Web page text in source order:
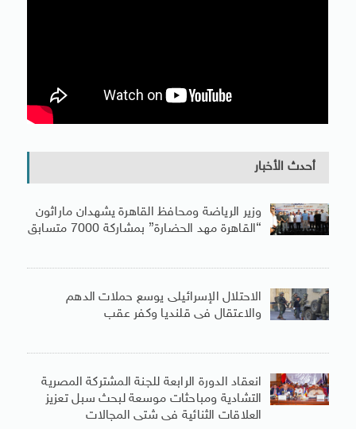
أحدث الأخبار
وزير الرياضة ومحافظ القاهرة يشهدان ماراثون
“القاهرة مهد الحضارة” بمشاركة 7000 متسابق
الاحتلال الإسرائيلى يوسع حملات الدهم
والاعتقال فى قلنديا وكفر عقب
انعقاد الدورة الرابعة للجنة المشتركة المصرية
التشادية ومباحثات موسعة لبحث سبل تعزيز
العلاقات الثنائية فى شتى المجالات